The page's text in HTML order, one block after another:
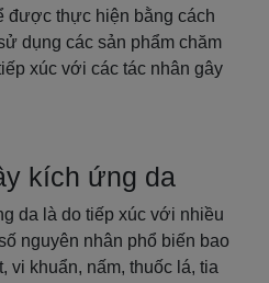
được thực hiện bằng cách
dụng các sản phẩm chăm
xúc với các tác nhân gây
kích ứng da
da là do tiếp xúc với nhiều
nguyên nhân phổ biến bao
vi khuẩn, nấm, thuốc lá, tia